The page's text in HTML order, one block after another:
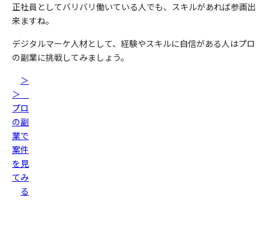
正社員としてバリバリ働いている人でも、スキルがあれば参画出
来ますね。
デジタルマーケ人材として、経験やスキルに自信がある人はプロ
の副業に挑戦してみましょう。
＞
＞
プロ
の副
業で
案件
を見
てみ
る